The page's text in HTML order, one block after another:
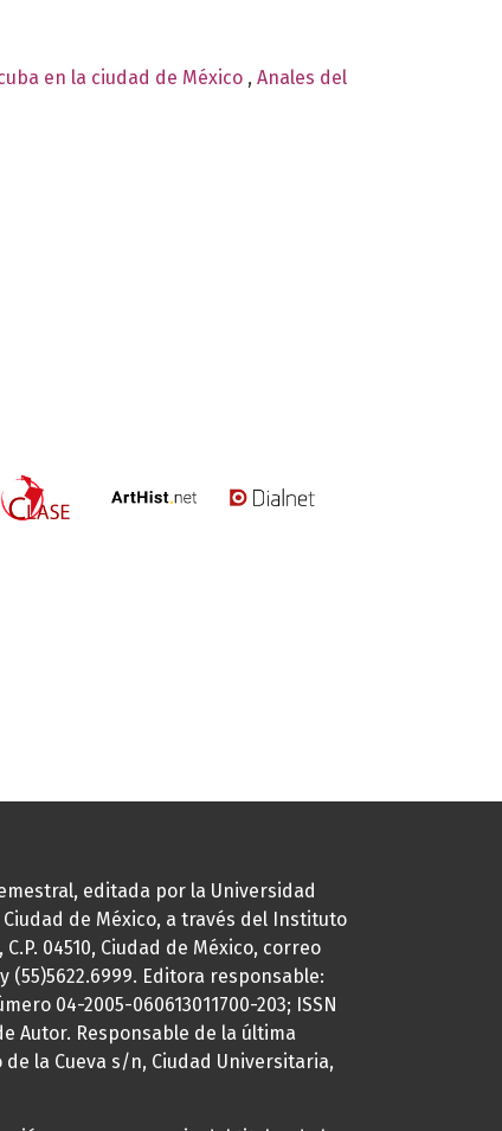
en la ciudad de México , Anales del
editada por la Universidad
Ciudad de México, a través del Instituto
04510, Ciudad de México, correo
(55)5622.6999. Editora responsable:
04-2005-060613011700-203; ISSN
Autor. Responsable de la última
la Cueva s/n, Ciudad Universitaria,